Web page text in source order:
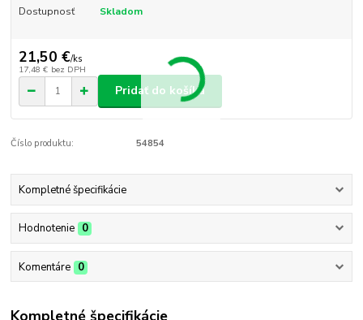
Dostupnosť Skladom
21,50 €/ks
17,48 € bez DPH
Pridať do košíka
Číslo produktu: 54854
Kompletné špecifikácie
Hodnotenie 0
Komentáre 0
Kompletné špecifikácie